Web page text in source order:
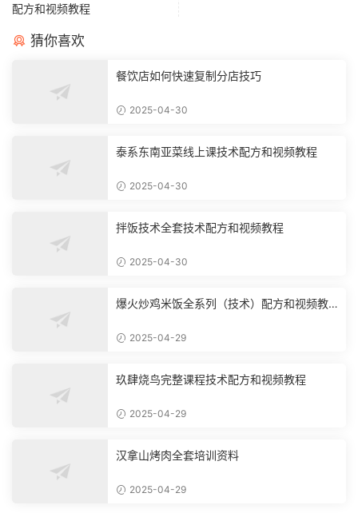
配方和视频教程
猜你喜欢
餐饮店如何快速复制分店技巧
2025-04-30
泰系东南亚菜线上课技术配方和视频教程
2025-04-30
拌饭技术全套技术配方和视频教程
2025-04-30
爆火炒鸡米饭全系列（技术）配方和视频教
2025-04-29
玖肆烧鸟完整课程技术配方和视频教程
2025-04-29
汉拿山烤肉全套培训资料
2025-04-29